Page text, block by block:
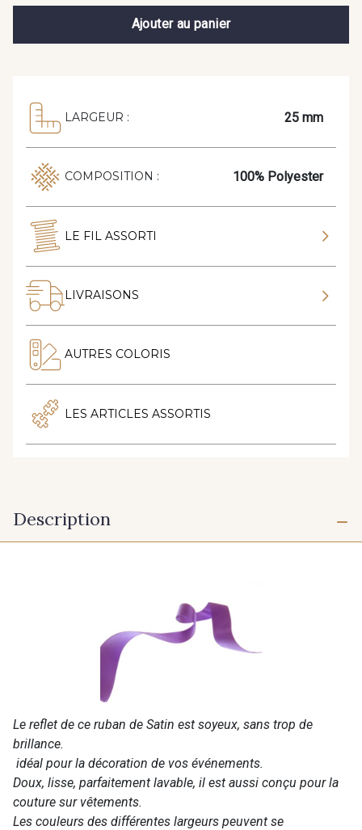
Ajouter au panier
LARGEUR : 25 mm
COMPOSITION : 100% Polyester
LE FIL ASSORTI
LIVRAISONS
AUTRES COLORIS
LES ARTICLES ASSORTIS
Description
Le reflet de ce ruban de Satin est soyeux, sans trop de
brillance.
idéal pour la décoration de vos événements.
Doux, lisse, parfaitement lavable, il est aussi conçu pour la
couture sur vêtements.
Les couleurs des différentes largeurs peuvent se